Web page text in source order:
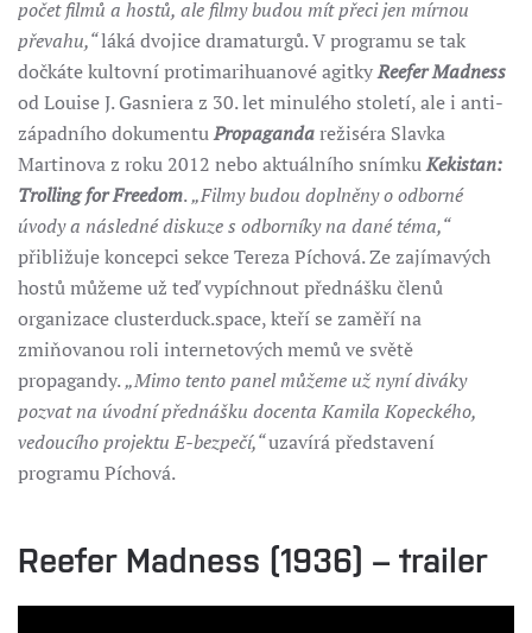
počet filmů a hostů, ale filmy budou mít přeci jen mírnou
převahu,“láká dvojice dramaturgů. V programu se tak
dočkáte kultovní protimarihuanové agitkyReefer Madness
od Louise J. Gasniera z 30. let minulého století, ale i anti-
západního dokumentuPropagandarežiséra Slavka
Martinova z roku 2012 nebo aktuálního snímkuKekistan:
Trolling for Freedom.„Filmy budou doplněny o odborné
úvody a následné diskuze s odborníky na dané téma,“
přibližuje koncepci sekce Tereza Píchová. Ze zajímavých
hostů můžeme už teď vypíchnout přednášku členů
organizace clusterduck.space, kteří se zaměří na
zmiňovanou roli internetových memů ve světě
propagandy.„Mimo tento panel můžeme už nyní diváky
pozvat na úvodní přednášku docenta Kamila Kopeckého,
vedoucího projektu E-bezpečí,“uzavírá představení
programu Píchová.
Reefer Madness (1936) – trailer